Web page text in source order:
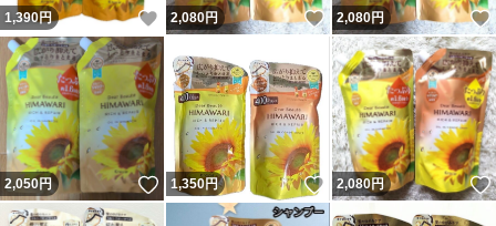
1,390円 いいね！
2,080円 いいね！
2,080円
2,050円 いいね！
1,350円 いいね！
2,080円